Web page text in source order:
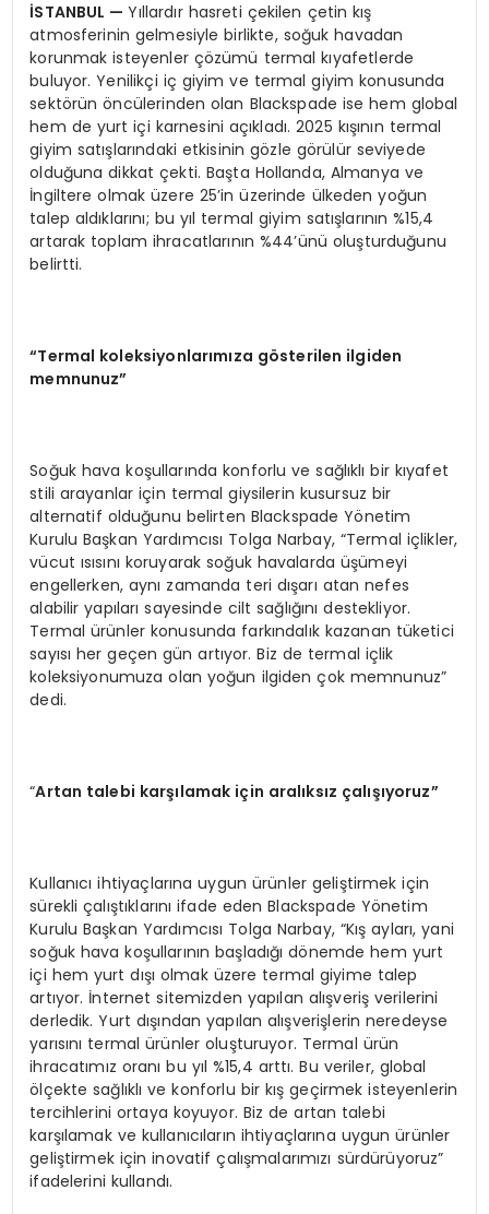
İSTANBUL —Yıllardır hasreti çekilen çetin kış
atmosferinin gelmesiyle birlikte, soğuk havadan
korunmak isteyenler çözümü termal kıyafetlerde
buluyor. Yenilikçi iç giyim ve termal giyim konusunda
sektörün öncülerinden olan Blackspade ise hem global
hem de yurt içi karnesini açıkladı. 2025 kışının termal
giyim satışlarındaki etkisinin gözle görülür seviyede
olduğuna dikkat çekti. Başta Hollanda, Almanya ve
İngiltere olmak üzere 25’in üzerinde ülkeden yoğun
talep aldıklarını; bu yıl termal giyim satışlarının %15,4
artarak toplam ihracatlarının %44’ünü oluşturduğunu
belirtti.
“Termal koleksiyonlarımıza gösterilen ilgiden
memnunuz”
Soğuk hava koşullarında konforlu ve sağlıklı bir kıyafet
stili arayanlar için termal giysilerin kusursuz bir
alternatif olduğunu belirten Blackspade Yönetim
Kurulu Başkan Yardımcısı Tolga Narbay, “Termal içlikler,
vücut ısısını koruyarak soğuk havalarda üşümeyi
engellerken, aynı zamanda teri dışarı atan nefes
alabilir yapıları sayesinde cilt sağlığını destekliyor.
Termal ürünler konusunda farkındalık kazanan tüketici
sayısı her geçen gün artıyor. Biz de termal içlik
koleksiyonumuza olan yoğun ilgiden çok memnunuz”
dedi.
“Artan talebi karşılamak için aralıksız çalışıyoruz”
Kullanıcı ihtiyaçlarına uygun ürünler geliştirmek için
sürekli çalıştıklarını ifade eden Blackspade Yönetim
Kurulu Başkan Yardımcısı Tolga Narbay, “Kış ayları, yani
soğuk hava koşullarının başladığı dönemde hem yurt
içi hem yurt dışı olmak üzere termal giyime talep
artıyor. İnternet sitemizden yapılan alışveriş verilerini
derledik. Yurt dışından yapılan alışverişlerin neredeyse
yarısını termal ürünler oluşturuyor. Termal ürün
ihracatımız oranı bu yıl %15,4 arttı. Bu veriler, global
ölçekte sağlıklı ve konforlu bir kış geçirmek isteyenlerin
tercihlerini ortaya koyuyor. Biz de artan talebi
karşılamak ve kullanıcıların ihtiyaçlarına uygun ürünler
geliştirmek için inovatif çalışmalarımızı sürdürüyoruz”
ifadelerini kullandı.